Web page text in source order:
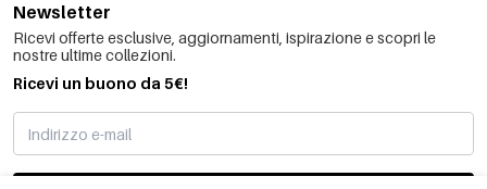
Newsletter
Ricevi offerte esclusive, aggiornamenti, ispirazione e scopri le
nostre ultime collezioni.
Ricevi un buono da 5€!